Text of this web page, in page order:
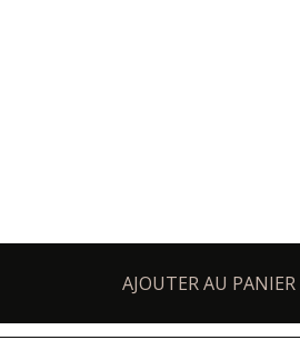
AJOUTER AU PANIER